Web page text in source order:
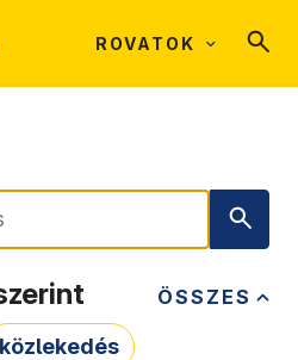
ROVATOK
ÖSSZES
közlekedés